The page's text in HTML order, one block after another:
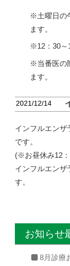
※土曜日の
ます。
※12：30～
※当番医の
ます。
2021/12/14
インフルエンザ
です。
(※お昼休み12
インフルエンザ
す。
お知らせ
8月診療